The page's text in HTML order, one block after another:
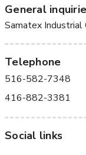
General
Samatex Industrial
Telephone
516-582-7348
416-882-3381
Social links